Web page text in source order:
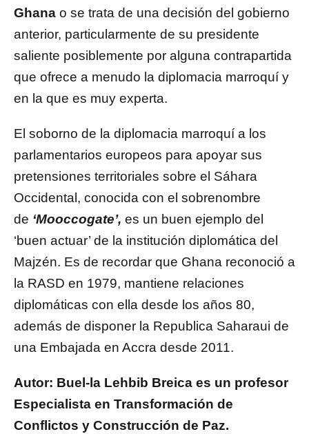
Ghana o se trata de una decisión del gobierno
anterior, particularmente de su presidente
saliente posiblemente por alguna contrapartida
que ofrece a menudo la diplomacia marroquí y
en la que es muy experta.
El soborno de la diplomacia marroquí a los
parlamentarios europeos para apoyar sus
pretensiones territoriales sobre el Sáhara
Occidental, conocida con el sobrenombre
de ‘Mooccogate’, es un buen ejemplo del
‘buen actuar’ de la institución diplomática del
Majzén. Es de recordar que Ghana reconoció a
la RASD en 1979, mantiene relaciones
diplomáticas con ella desde los años 80,
además de disponer la Republica Saharaui de
una Embajada en Accra desde 2011.
Autor: Buel-la Lehbib Breica es un profesor
Especialista en Transformación de
Conflictos y Construcción de Paz.